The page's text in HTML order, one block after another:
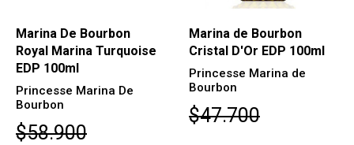
Marina De Bourbon
Royal Marina Turquoise
EDP 100ml
Princesse Marina De
Bourbon
$58.900
Marina de Bourbon
Cristal D'Or EDP 100ml
Princesse Marina de
Bourbon
$47.700